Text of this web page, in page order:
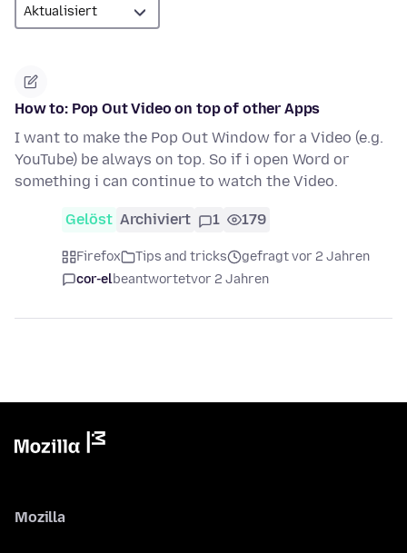
How to: Pop Out Video on top of other Apps
I want to make the Pop Out Window for a Video (e.g.
YouTube) be always on top. So if i open Word or
something i can continue to watch the Video.
Gelöst Archiviert 1 179
Firefox Tips and tricks
gefragt vor 2 Jahren
cor-elbeantwortetvor 2 Jahren
Mozilla